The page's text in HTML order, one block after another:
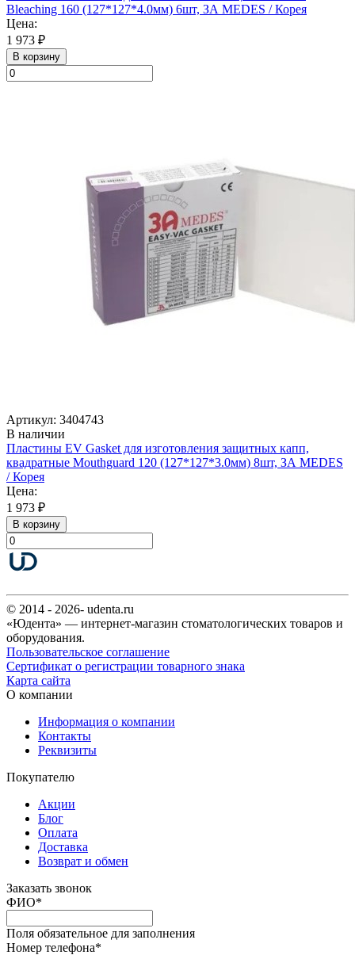
Bleaching 160 (127*127*4.0мм) 6шт, ЗА MEDES / Корея
Цена:
1 973 ₽
В корзину
Артикул: 3404743
В наличии
Пластины EV Gasket для изготовления защитных капп,
квадратные Mouthguard 120 (127*127*3.0мм) 8шт, ЗА MEDES
/ Корея
Цена:
1 973 ₽
В корзину
© 2014 - 2026- udenta.ru
«Юдента» — интернет-магазин стоматологических товаров и
оборудования.
Пользовательское соглашение
Сертификат о регистрации товарного знака
Карта сайта
О компании
Информация о компании
Контакты
Реквизиты
Покупателю
Акции
Блог
Оплата
Доставка
Возврат и обмен
Заказать звонок
ФИО*
Поля обязательное для заполнения
Номер телефона*